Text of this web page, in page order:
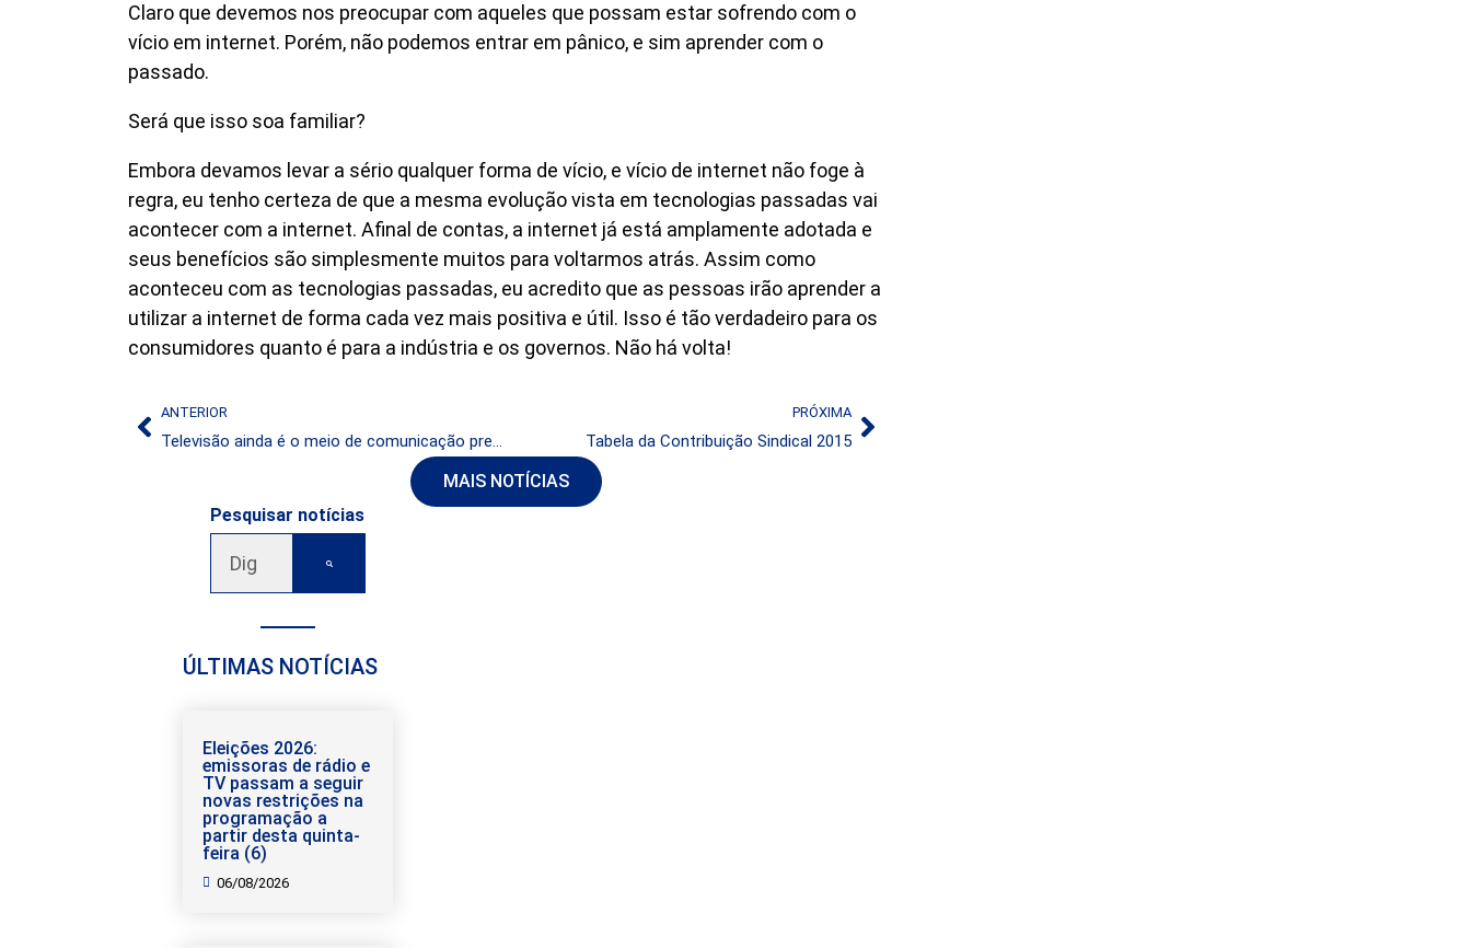
Claro que devemos nos preocupar com aqueles que possam estar sofrendo com o
vício em internet. Porém, não podemos entrar em pânico, e sim aprender com o
passado.
Será que isso soa familiar?
Embora devamos levar a sério qualquer forma de vício, e vício de internet não foge à
regra, eu tenho certeza de que a mesma evolução vista em tecnologias passadas vai
acontecer com a internet. Afinal de contas, a internet já está amplamente adotada e
seus benefícios são simplesmente muitos para voltarmos atrás. Assim como
aconteceu com as tecnologias passadas, eu acredito que as pessoas irão aprender a
utilizar a internet de forma cada vez mais positiva e útil. Isso é tão verdadeiro para os
consumidores quanto é para a indústria e os governos. Não há volta!
ANTERIOR
Televisão ainda é o meio de comunicação predominante entre os brasileiros
PRÓXIMA
Tabela da Contribuição Sindical 2015
MAIS NOTÍCIAS
Pesquisar notícias
ÚLTIMAS NOTÍCIAS
Eleições 2026:
emissoras de rádio e
TV passam a seguir
novas restrições na
programação a
partir desta quinta-
feira (6)
06/08/2026